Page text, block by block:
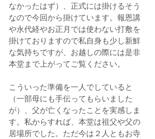
なかったはず）、正式には掛けるそう
なので今回から掛けています。報恩講
や永代経やお正月では使わない打敷を
掛けておりますので私自身も少し新鮮
な気持ちですが、お越しの際には是非
本堂まで上がってご覧ください。
こういった準備を一人でしていると
（一部母にも手伝ってもらいました
が）、父が亡くなったことを実感しま
す。私からすれば、本堂は祖父や父の
居場所でした。ただ今は２人ともお寺